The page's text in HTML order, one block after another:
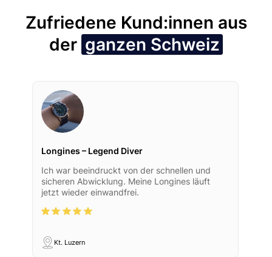
Zufriedene Kund:innen aus
der ganzen Schweiz
Longines – Legend Diver
Ich war beeindruckt von der schnellen und
sicheren Abwicklung. Meine Longines läuft
jetzt wieder einwandfrei.
Kt. Luzern